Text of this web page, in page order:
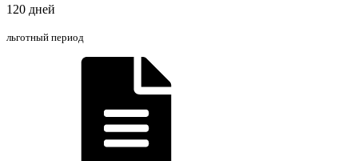
120 дней
льготный период